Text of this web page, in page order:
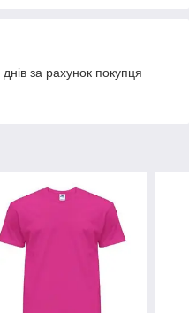
за рахунок покупця